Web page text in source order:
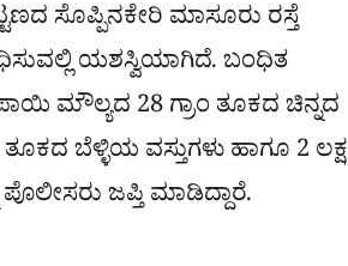
ಸೊಪ್ಪಿನಕೇರಿ ಮಾಸೂರು ರಸ್ತೆ
ಯಶಸ್ವಿಯಾಗಿದೆ. ಬಂಧಿತ
ಮೌಲ್ಯದ 28 ಗ್ರಾಂ ತೂಕದ ಚಿನ್ನದ
ಬೆಳ್ಳಿಯ ವಸ್ತುಗಳು ಹಾಗೂ 2 ಲಕ್ಷ
ಜಪ್ತಿ ಮಾಡಿದ್ದಾರೆ.